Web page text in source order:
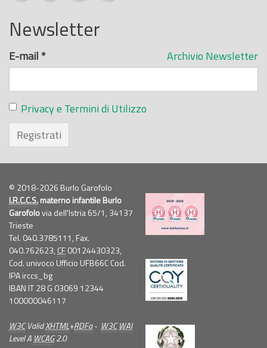
Newsletter
Archivio Newsletter
E-mail *
Privacy e Termini di Utilizzo
Registrati
© 2018-2026 Burlo Garofolo
I.R.C.C.S.materno infantile Burlo
Garofolovia dell'Istria 65/1, 34137
Trieste
Tel. 040.3785111, Fax.
040.762623, CF00124430323,
Cod. univoco Ufficio UFB66C Cod.
IPA irccs_bg
IBAN IT 28 G 03069 12344
100000046117
W3CValidXHTML+RDFa- W3C WAI
Level A WCAG2.0